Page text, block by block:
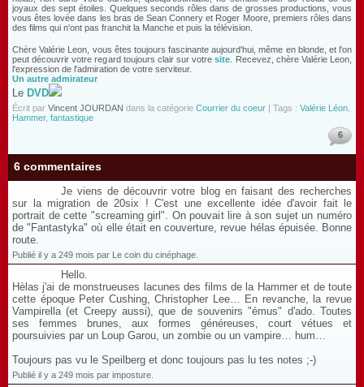
joyaux des sept étoiles. Quelques seconds rôles dans de grosses productions, vous
vous êtes lovée dans les bras de Sean Connery et Roger Moore, premiers rôles dans
des films qui n'ont pas franchit la Manche et puis la télévision.
Chère Valérie Leon, vous êtes toujours fascinante aujourd'hui, même en blonde, et l'on
peut découvrir votre regard toujours clair sur votresite . Recevez, chère Valérie Leon,
l'expression de l'admiration de votre serviteur.
Un autre admirateur
Le DVD
Écrit par Vincent JOURDAN dans la catégorie Courrier du coeur | Tags : Valérie Léon
Hammer, fantastique
6
6 commentaires
Je viens de découvrir votre blog en faisant des recherches
sur la migration de 20six ! C'est une excellente idée d'avoir fait le
portrait de cette "screaming girl". On pouvait lire à son sujet un numéro
de "Fantastyka" où elle était en couverture, revue hélas épuisée. Bonne
route.
Publié il y a 249 mois par Le coin du cinéphage.
Hello.
Hèlas j'ai de monstrueuses lacunes des films de la Hammer et de toute
cette époque Peter Cushing, Christopher Lee… En revanche, la revue
Vampirella (et Creepy aussi), que de souvenirs "émus" d'ado. Toutes
ses femmes brunes, aux formes généreuses, court vétues et
poursuivies par un Loup Garou, un zombie ou un vampire… hum…
Toujours pas vu le Speilberg et donc toujours pas lu tes notes ;-)
Publié il y a 249 mois par imposture.